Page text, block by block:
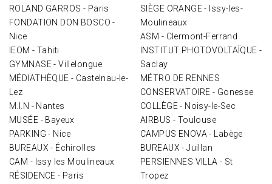
ROLAND GARROS - Paris
FONDATION DON BOSCO -
Nice
IEOM - Tahiti
GYMNASE - Villelongue
MÉDIATHÈQUE - Castelnau-le-
Lez
M.I.N - Nantes
MUSÉE - Bayeux
PARKING - Nice
BUREAUX - Échirolles
CAM - Issy les Moulineaux
RÉSIDENCE - Paris
SIÈGE ORANGE - Issy-les-
Moulineaux
ASM - Clermont-Ferrand
INSTITUT PHOTOVOLTAÏQUE -
Saclay
MÉTRO DE RENNES
CONSERVATOIRE - Gonesse
COLLÈGE - Noisy-le-Sec
AIRBUS - Toulouse
CAMPUS ENOVA - Labège
BUREAUX - Juillan
PERSIENNES VILLA - St
Tropez